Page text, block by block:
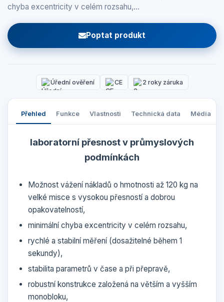
chyba excentricity v celém rozsahu,…
Poptat produkt
Úřední ověření CE 2 roky záruka
Přehled Funkce Vlastnosti Technická data Média
laboratorní přesnost v průmyslových
podmínkách
Možnost vážení nákladů o hmotnosti až 120 kg na
velké misce s vysokou přesností a dobrou
opakovatelností,
minimální chyba excentricity v celém rozsahu,
rychlé a stabilní měření (dosažitelné během 1
sekundy),
stabilita parametrů v čase a při přepravě,
robustní konstrukce založená na větším a vyšším
monobloku,